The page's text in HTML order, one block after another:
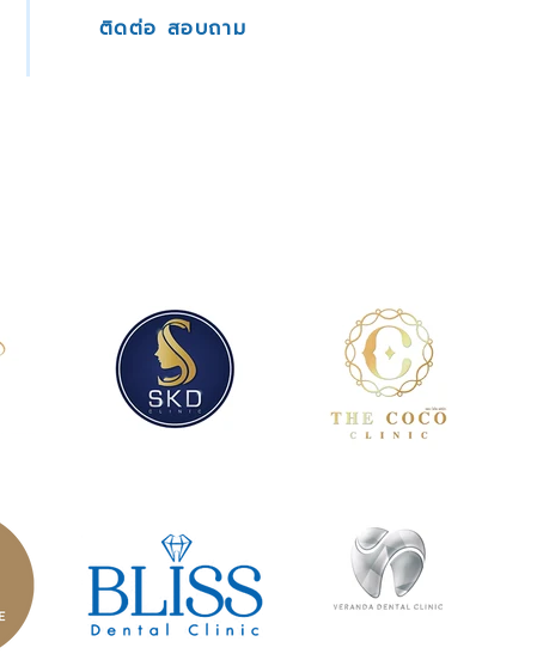
ติดต่อ สอบถาม